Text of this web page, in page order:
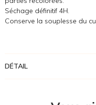
Séchage définitif 4H.
Conserve la souplesse du
DÉTAIL